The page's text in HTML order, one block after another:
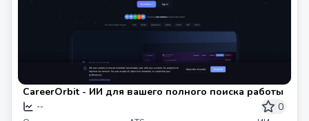
CareerOrbit - ИИ для вашего полного поиска работы
-- 0